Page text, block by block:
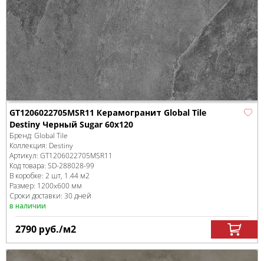
GT1206022705MSR11 Керамогранит Global Tile
Destiny Черный Sugar 60x120
Бренд: Global Tile
Коллекция: Destiny
Артикул: GT1206022705MSR11
Код товара: SD-288028-99
В коробке: 2 шт, 1.44 м2
Размер: 1200x600 мм
Сроки доставки: 30 дней
в наличии
2790 руб./м2